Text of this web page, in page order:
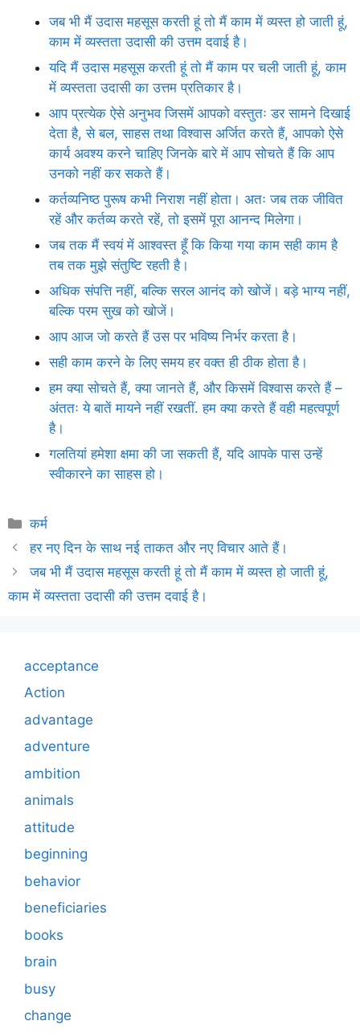
जब भी मैं उदास महसूस करती हूं तो मैं काम में व्यस्त हो जाती हूं,
काम में व्यस्तता उदासी की उत्तम दवाई है।
यदि मैं उदास महसूस करती हूं तो मैं काम पर चली जाती हूं, काम
में व्यस्तता उदासी का उत्तम प्रतिकार है।
आप प्रत्येक ऐसे अनुभव जिसमें आपको वस्तुतः डर सामने दिखाई
देता है, से बल, साहस तथा विश्वास अर्जित करते हैं, आपको ऐसे
कार्य अवश्य करने चाहिए जिनके बारे में आप सोचते हैं कि आप
उनको नहीं कर सकते हैं।
कर्तव्यनिष्ठ पुरूष कभी निराश नहीं होता। अतः जब तक जीवित
रहें और कर्तव्य करते रहें, तो इसमें पूरा आनन्द मिलेगा।
जब तक मैं स्वयं में आश्वस्त हूँ कि किया गया काम सही काम है
तब तक मुझे संतुष्टि रहती है।
अधिक संपत्ति नहीं, बल्कि सरल आनंद को खोजें। बड़े भाग्य नहीं,
बल्कि परम सुख को खोजें।
आप आज जो करते हैं उस पर भविष्य निर्भर करता है।
सही काम करने के लिए समय हर वक्त ही ठीक होता है।
हम क्या सोचते हैं, क्या जानते हैं, और किसमें विश्वास करते हैं –
अंततः ये बातें मायने नहीं रखतीं. हम क्या करते हैं वही महत्वपूर्ण
है।
गलतियां हमेशा क्षमा की जा सकती हैं, यदि आपके पास उन्हें
स्वीकारने का साहस हो।
Categories
कर्म
हर नए दिन के साथ नई ताकत और नए विचार आते हैं।
जब भी मैं उदास महसूस करती हूं तो मैं काम में व्यस्त हो जाती हूं,
काम में व्यस्तता उदासी की उत्तम दवाई है।
acceptance
Action
advantage
adventure
ambition
animals
attitude
beginning
behavior
beneficiaries
books
brain
busy
change